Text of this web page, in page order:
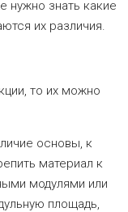
нужно знать какие
их различия.
то их можно
основы, к
материал к
модулями или
площадь,